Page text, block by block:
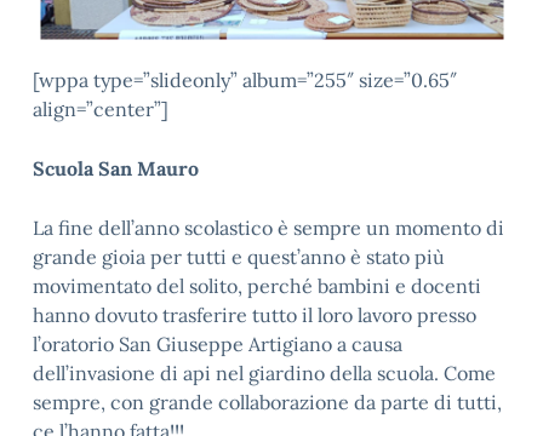
[wppa type=”slideonly” album=”255″ size=”0.65″
align=”center”]
Scuola San Mauro
La fine dell’anno scolastico è sempre un momento di
grande gioia per tutti e quest’anno è stato più
movimentato del solito, perché bambini e docenti
hanno dovuto trasferire tutto il loro lavoro presso
l’oratorio San Giuseppe Artigiano a causa
dell’invasione di api nel giardino della scuola. Come
sempre, con grande collaborazione da parte di tutti,
ce l’hanno fatta!!!